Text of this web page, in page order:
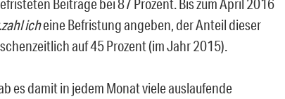
Beiträge bei 87 Prozent. Bis zum April 2016
icheine Befristung angeben, der Anteil dieser
auf 45 Prozent (im Jahr 2015).
es damit in jedem Monat viele auslaufende